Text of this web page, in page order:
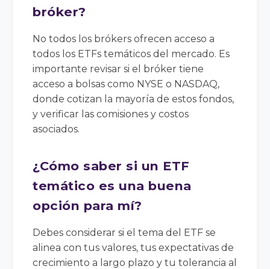
bróker?
No todos los brókers ofrecen acceso a
todos los ETFs temáticos del mercado. Es
importante revisar si el bróker tiene
acceso a bolsas como NYSE o NASDAQ,
donde cotizan la mayoría de estos fondos,
y verificar las comisiones y costos
asociados.
¿Cómo saber si un ETF
temático es una buena
opción para mí?
Debes considerar si el tema del ETF se
alinea con tus valores, tus expectativas de
crecimiento a largo plazo y tu tolerancia al